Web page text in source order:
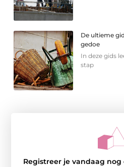
De ultieme
gedoe
In deze gids
stap
Registreer je vandaag